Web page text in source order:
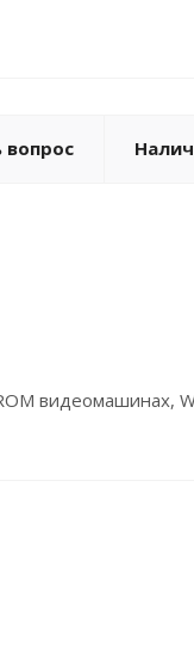
вопрос
видеомашинах,